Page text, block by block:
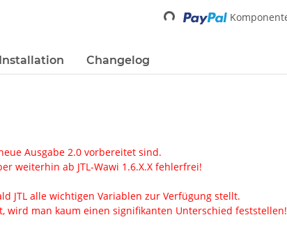
Loading...
Installation Changelog
Ausgabe 2.0 vorbereitet sind.
weiterhin ab JTL-Wawi 1.6.X.X fehlerfrei!
JTL alle wichtigen Variablen zur Verfügung stellt.
wird man kaum einen signifikanten Unterschied feststellen!